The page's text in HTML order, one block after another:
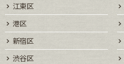
江東区
港区
新宿区
渋谷区